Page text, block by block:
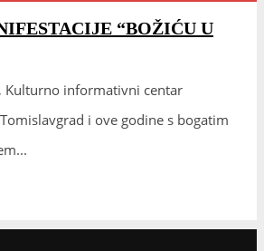
“BOŽIĆU U
Kulturno informativni centar
i ove godine s bogatim
...